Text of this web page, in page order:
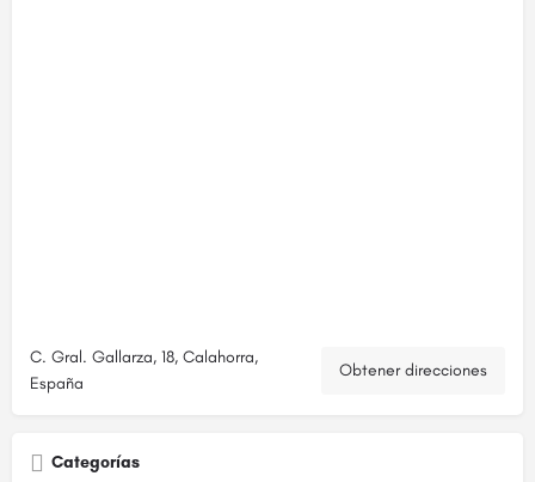
C. Gral. Gallarza, 18, Calahorra,
España
Obtener direcciones
Categorías